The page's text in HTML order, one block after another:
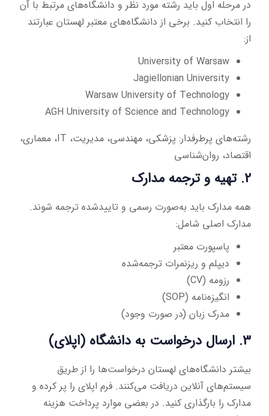
در مرحله اول باید رشته مورد نظر و دانشگاه‌های مرتبط با آن
را انتخاب کنید. برخی از دانشگاه‌های معتبر لهستان عبارتند
از:
University of Warsaw
Jagiellonian University
Warsaw University of Technology
AGH University of Science and Technology
رشته‌های پرطرفدار: پزشکی، مهندسی، مدیریت، IT، معماری،
اقتصاد، روان‌شناسی
2. تهیه و ترجمه مدارک
همه مدارک باید به‌صورت رسمی و تاییدشده ترجمه شوند.
مدارک اصلی شامل:
پاسپورت معتبر
دیپلم و ریزنمرات ترجمه‌شده
رزومه (CV)
انگیزه‌نامه (SOP)
مدرک زبان (در صورت وجود)
3. ارسال درخواست به دانشگاه (اپلای)
بیشتر دانشگاه‌های لهستان درخواست‌ها را از طریق
سیستم‌های آنلاین دریافت می‌کنند. فرم اپلای را پر کرده و
مدارک را بارگذاری کنید. در بعضی موارد پرداخت هزینه